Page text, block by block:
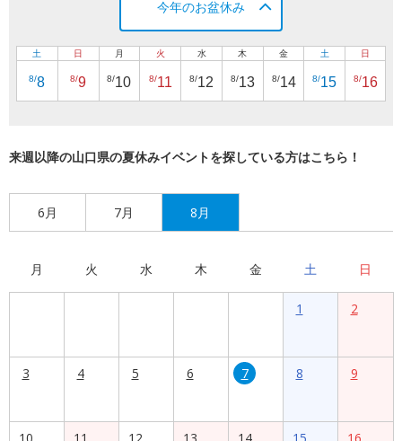
今年のお盆休み
土
8/8
日
8/9
月
8/10
火
8/11
水
8/12
木
8/13
金
8/14
土
8/15
日
8/16
来週以降の山口県の夏休みイベントを探している方はこちら！
6月 7月 8月
月 火 水 木 金 土 日
1 2
3 4 5 6 7 8 9
10
11
12
13
14
15
16